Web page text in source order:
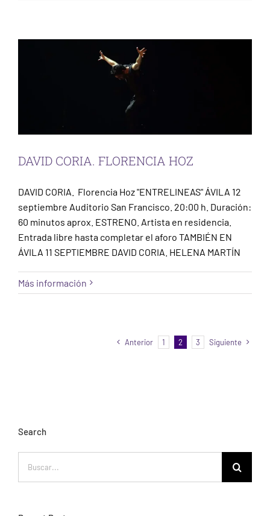
DAVID CORIA. FLORENCIA HOZ
DAVID CORIA. Florencia Hoz "ENTRELINEAS" ÁVILA 12
septiembre Auditorio San Francisco. 20:00 h. Duración:
60 minutos aprox. ESTRENO. Artista en residencia.
Entrada libre hasta completar el aforo TAMBIÉN EN
ÁVILA 11 SEPTIEMBRE DAVID CORIA. HELENA MARTÍN
Más información
Anterior 1 2 3 Siguiente
Search